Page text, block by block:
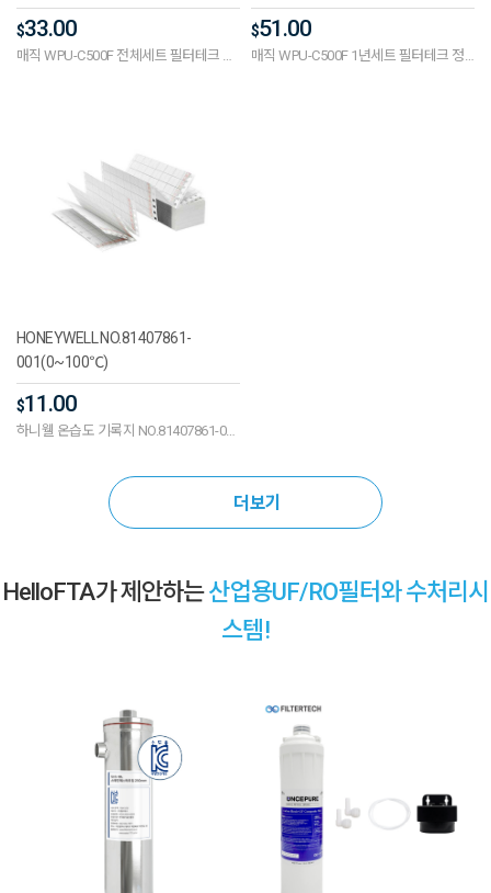
Compatible Advanced 11-inch
One-way (UF)
$33.00
매직 WPU-C500F 전체세트 필터테크 정
Compatible Advanced 11-inch
One-way (UF)
$51.00
매직 WPU-C500F 1년세트 필터테크 정
HONEYWELL NO.81407861-
001(0~100℃)
$11.00
하니웰 온습도 기록지 NO.81407861-001
더보기
HelloFTA가 제안하는산업용UF/RO필터와 수처리시
스템!